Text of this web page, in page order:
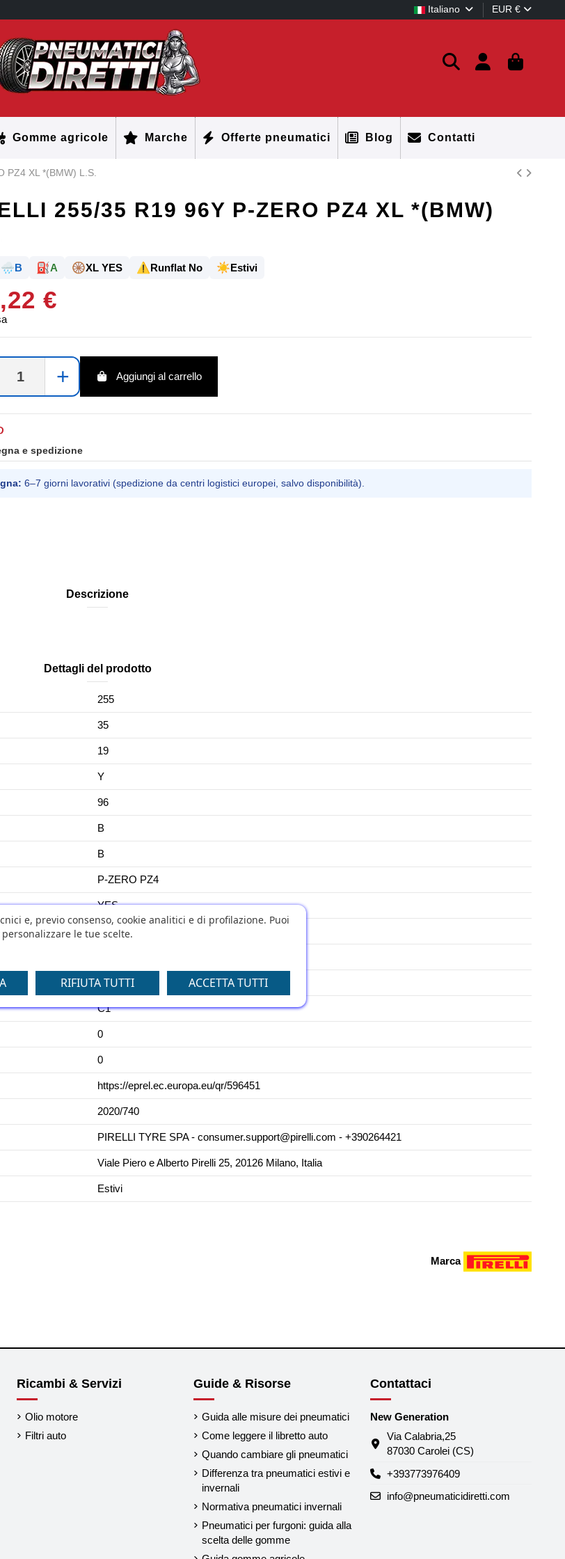
Italiano EUR €
Gomme agricole Marche Offerte pneumatici Blog Contatti
PZ4 XL *(BMW) L.S.
255/35 R19 96Y P-ZERO PZ4 XL *(BMW)
🌧️B ⛽A 🛞XL YES ⚠️Runflat No ☀️Estivi
€
+ Aggiungi al carrello
e spedizione
6–7 giorni lavorativi (spedizione da centri logistici europei, salvo disponibilità).
Descrizione
Dettagli del prodotto
255
35
19
Y
96
B
B
P-ZERO PZ4
YES
No
71
C1
0
0
https://eprel.ec.europa.eu/qr/596451
2020/740
PIRELLI TYRE SPA - consumer.support@pirelli.com - +390264421
Viale Piero e Alberto Pirelli 25, 20126 Milano, Italia
Estivi
Marca
Ricambi & Servizi
Olio motore
Filtri auto
Guide & Risorse
Guida alle misure dei pneumatici
Come leggere il libretto auto
Quando cambiare gli pneumatici
Differenza tra pneumatici estivi e
invernali
Normativa pneumatici invernali
Pneumatici per furgoni: guida alla
scelta delle gomme
Contattaci
New Generation
Via Calabria,25
87030 Carolei (CS)
+393773976409
info@pneumaticidiretti.com
e, previo consenso, cookie analitici e di profilazione. Puoi
le tue scelte.
RIFIUTA TUTTI ACCETTA TUTTI